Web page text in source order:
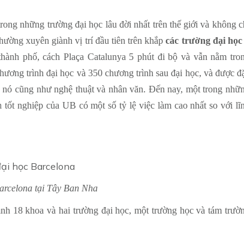
những trường đại học lâu đời nhất trên thế giới và không
xuyên giành vị trí đầu tiên trên khắpcác trường đại học
phố, cách Plaça Catalunya 5 phút đi bộ và vẫn nằm
trình đại học và 350 chương trình sau đại học, và được
cũng như nghệ thuật và nhân văn. Đến nay, một trong
nghiệp của UB có một số tỷ lệ việc làm cao nhất so với
tại Tây Ban Nha
18 khoa và hai trường đại học, một trường học và tám